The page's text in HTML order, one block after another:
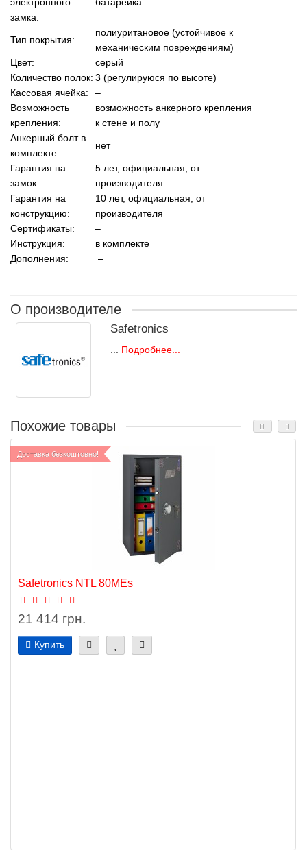
замка:
Тип покрытия:
полиуритановое (устойчивое к
механическим повреждениям)
Цвет:
серый
Количество полок: 3 (регулируюся по высоте)
Кассовая ячейка:
–
Возможность
крепления:
возможность анкерного крепления
к стене и полу
Анкерный болт в
комплекте:
нет
Гарантия на
замок:
5 лет, официальная, от
производителя
Гарантия на
конструкцию:
10 лет, официальная, от
производителя
Сертификаты:
–
Инструкция:
в комплекте
Дополнения:
–
О производителе
Safetronics
Подробнее...
Похожие товары
Доставка безкоштовно!
Safetronics NTL 80MEs
21 414 грн.
Купить